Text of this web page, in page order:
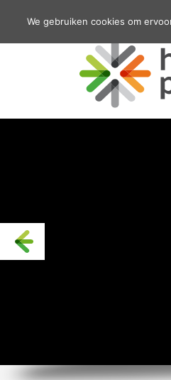
We gebruiken cookies om